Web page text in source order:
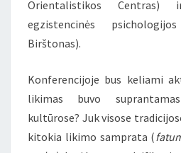
Orientalistikos
egzistencinės
Birštonas).
Konferencijoje bus keliami
likimas buvo
kultūrose? Juk visose
kitokia likimo samprata (